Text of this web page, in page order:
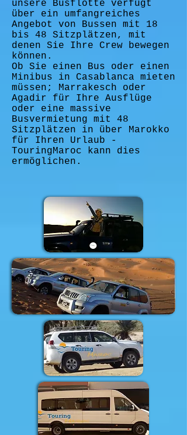
unsere Busflotte verfügt
über ein umfangreiches
Angebot von Bussen mit 18
bis 48 Sitzplätzen, mit
denen Sie Ihre Crew bewegen
können.
Ob Sie einen Bus oder einen
Minibus in Casablanca mieten
müssen; Marrakesch oder
Agadir für Ihre Ausflüge
oder eine massive
Busvermietung mit 48
Sitzplätzen in über Marokko
für Ihren Urlaub -
TouringMaroc kann dies
ermöglichen.